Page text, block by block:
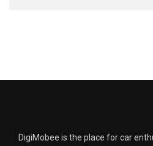
DigiMobee is the place for car